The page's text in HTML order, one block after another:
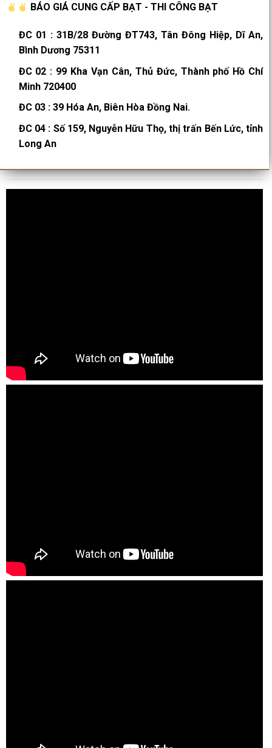
BÁO GIÁ CUNG CẤP BẠT - THI CÔNG BẠT
ĐC 01 :31B/28 Đường ĐT743, Tân Đông Hiệp, Dĩ An,
Bình Dương 75311
ĐC 02 : 99 Kha Vạn Cân, Thủ Đức, Thành phố Hồ Chí
Minh 720400
ĐC 03 :39 Hóa An, Biên Hòa Đồng Nai.
ĐC 04 : Số 159, Nguyễn Hữu Thọ, thị trấn Bến Lức, tỉnh
Long An